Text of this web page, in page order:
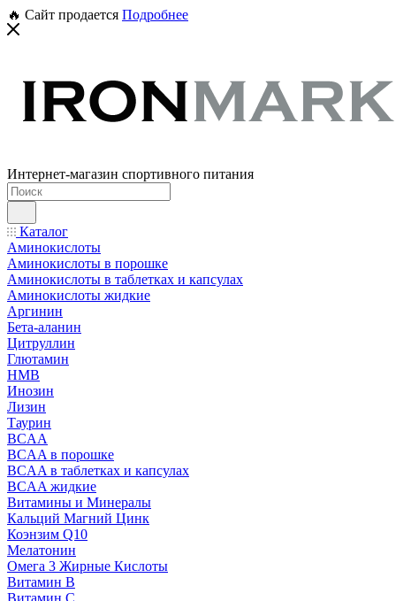
🔥 Сайт продается Подробнее
Интернет-магазин спортивного питания
Каталог
Аминокислоты
Аминокислоты в порошке
Аминокислоты в таблетках и капсулах
Аминокислоты жидкие
Аргинин
Бета-аланин
Цитруллин
Глютамин
HMB
Инозин
Лизин
Таурин
BCAA
BCAA в порошке
BCAA в таблетках и капсулах
BCAA жидкие
Витамины и Минералы
Кальций Магний Цинк
Коэнзим Q10
Мелатонин
Омега 3 Жирные Кислоты
Витамин B
Витамин C